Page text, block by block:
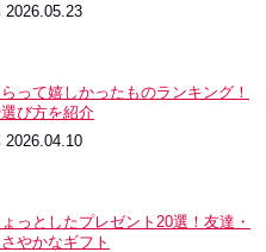
2026.05.23
って嬉しかったものランキング！
び方を紹介
2026.04.10
っとしたプレゼント20選！友達・
やかなギフト